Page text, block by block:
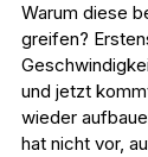
Warum diese
greifen?
und jetzt
wieder
hat nicht vor,